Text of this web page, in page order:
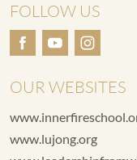
FOLLOW US
OUR WEBSITES
www.lujong.org